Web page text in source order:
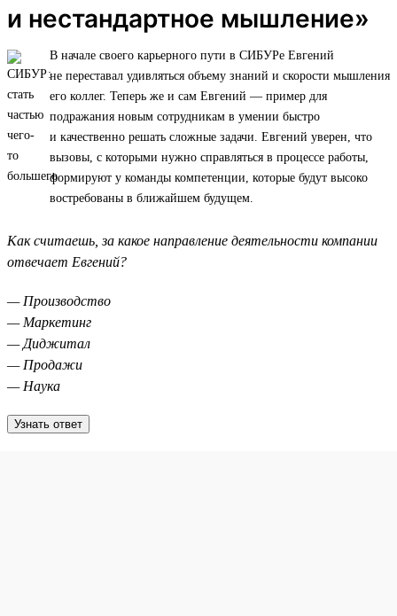
и нестандартное мышление»
В начале своего карьерного пути в СИБУРе Евгений
не переставал удивляться объему знаний и скорости мышления
его коллег. Теперь же и сам Евгений — пример для
подражания новым сотрудникам в умении быстро
и качественно решать сложные задачи. Евгений уверен, что
вызовы, с которыми нужно справляться в процессе работы,
формируют у команды компетенции, которые будут высоко
востребованы в ближайшем будущем.
Как считаешь, за какое направление деятельности компании
отвечает Евгений?
— Производство
— Маркетинг
— Диджитал
— Продажи
— Наука
Узнать ответ